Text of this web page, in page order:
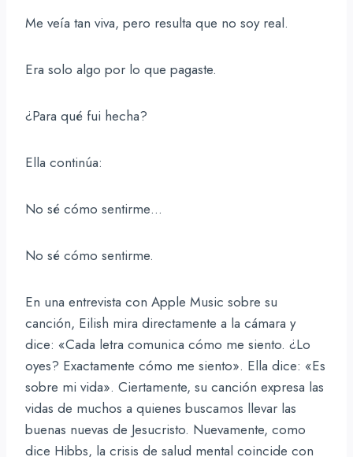
Me veía tan viva, pero resulta que no soy real.
Era solo algo por lo que pagaste.
¿Para qué fui hecha?
Ella continúa:
No sé cómo sentirme…
No sé cómo sentirme.
En una entrevista con Apple Music sobre su
canción, Eilish mira directamente a la cámara y
dice: «Cada letra comunica cómo me siento. ¿Lo
oyes? Exactamente cómo me siento». Ella dice: «Es
sobre mi vida». Ciertamente, su canción expresa las
vidas de muchos a quienes buscamos llevar las
buenas nuevas de Jesucristo. Nuevamente, como
dice Hibbs, la crisis de salud mental coincide con